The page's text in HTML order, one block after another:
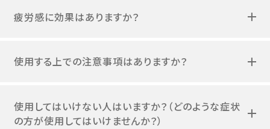
疲労感に効果はありますか？
使用する上での注意事項はありますか？
使用してはいけない人はいますか？（どのような症状
の方が使用してはいけませんか？）